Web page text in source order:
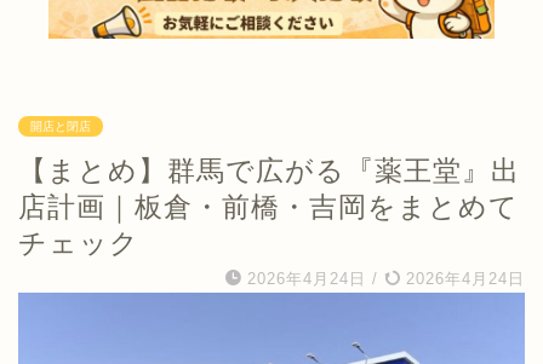
開店と閉店
【まとめ】群馬で広がる『薬王堂』出
店計画｜板倉・前橋・吉岡をまとめて
チェック
2026年4月24日 / 2026年4月24日